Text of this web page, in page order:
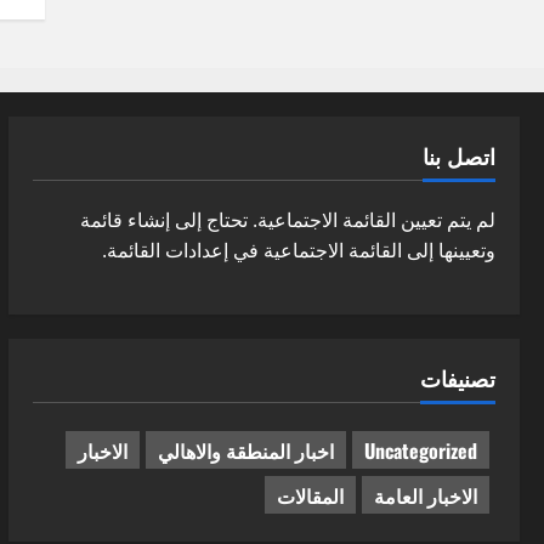
اتصل بنا
لم يتم تعيين القائمة الاجتماعية. تحتاج إلى إنشاء قائمة
وتعيينها إلى القائمة الاجتماعية في إعدادات القائمة.
تصنيفات
Uncategorized اخبار المنطقة والاهالي
الاخبار
الاخبار العامة
المقالات